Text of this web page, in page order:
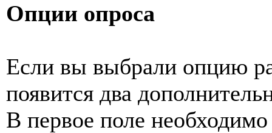
Опции опроса
Если вы выбрали опцию
появится два
В первое поле